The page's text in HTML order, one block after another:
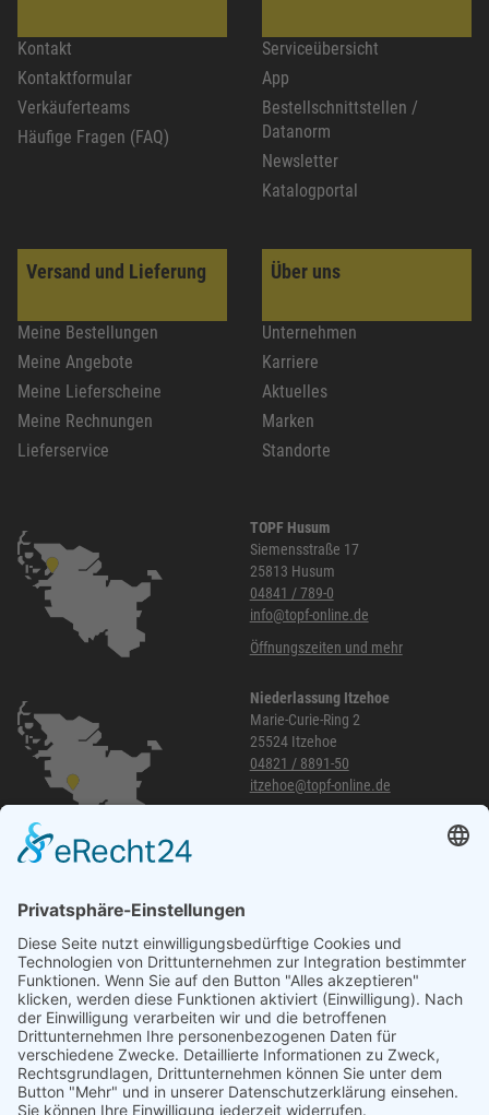
Kontakt
Kontaktformular
Verkäuferteams
Häufige Fragen (FAQ)
Serviceübersicht
App
Bestellschnittstellen /
Datanorm
Newsletter
Katalogportal
Versand und Lieferung
Meine Bestellungen
Meine Angebote
Meine Lieferscheine
Meine Rechnungen
Lieferservice
Über uns
Unternehmen
Karriere
Aktuelles
Marken
Standorte
TOPF Husum
Siemensstraße 17
25813 Husum
04841 / 789-0
info@topf-online.de
Öffnungszeiten und mehr
Niederlassung Itzehoe
Marie-Curie-Ring 2
25524 Itzehoe
04821 / 8891-50
itzehoe@topf-online.de
040 / 21 04 04 04-04
glinde@topf-online.de
Öffnungszeiten und mehr